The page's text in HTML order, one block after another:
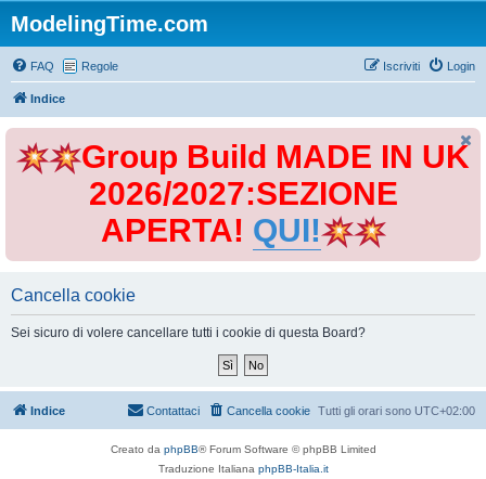
ModelingTime.com
FAQ Regole Login
Iscriviti
Indice
Group Build MADE IN UK
2026/2027:SEZIONE
APERTA! QUI!
Cancella cookie
Sei sicuro di volere cancellare tutti i cookie di questa Board?
Indice Tutti gli orari sono UTC+02:00
Cancella cookie
Contattaci
Creato da phpBB® Forum Software © phpBB Limited
Traduzione Italiana phpBB-Italia.it